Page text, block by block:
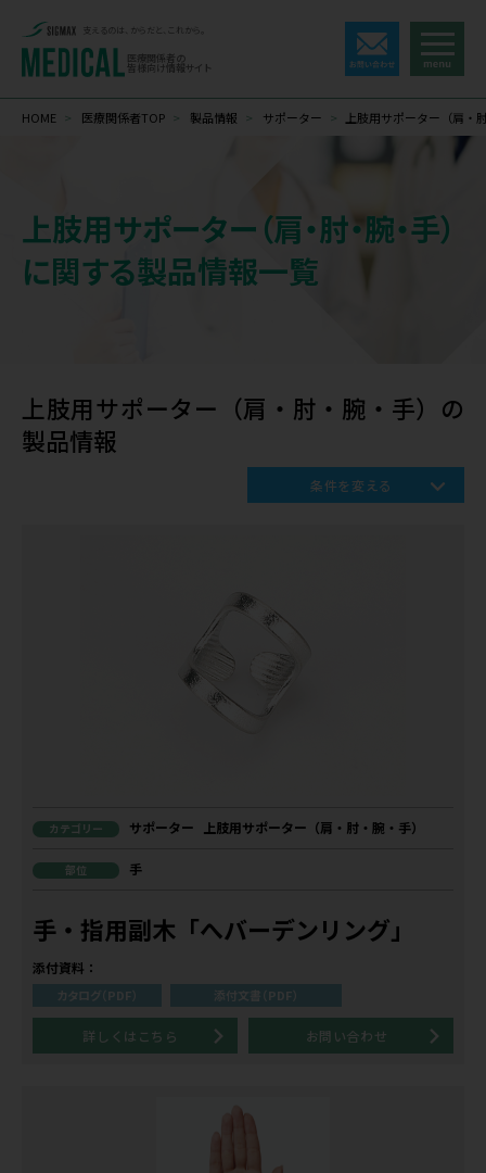
支えるのは、からだと、これから。
医療関係者の
皆様向け情報サイト
HOME > 医療関係者TOP > 製品情報 > サポーター > 上肢用サポーター（肩・
上肢用サポーター（肩・肘・腕・手）
に関する製品情報一覧
上肢用サポーター（肩・肘・腕・手）の
製品情報
条件を変える
カテゴリー サポーター 上肢用サポーター（肩・肘・腕・手）
部位 手
手・指用副木「へバーデンリング」
添付資料：
カタログ（PDF） 添付文書（PDF）
詳しくはこちら お問い合わせ